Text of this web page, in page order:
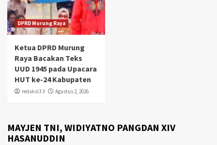
DPRD Murung Raya
Ketua DPRD Murung
Raya Bacakan Teks
UUD 1945 pada Upacara
HUT ke-24 Kabupaten
redaksi3 3 Agustus 2, 2026
MAYJEN TNI, WIDIYATNO PANGDAN XIV
HASANUDDIN